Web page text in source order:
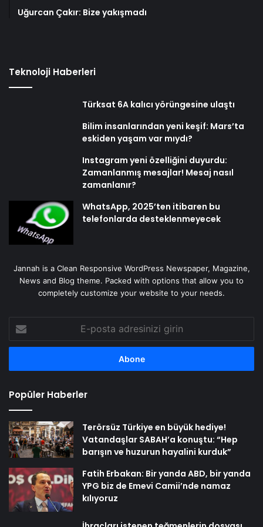
Uğurcan Çakır: Bize yakışmadı
Teknoloji Haberleri
Türksat 6A kalıcı yörüngesine ulaştı
Bilim insanlarından yeni keşif: Mars’ta
eskiden yaşam var mıydı?
Instagram yeni özelliğini duyurdu:
Zamanlanmış mesajlar! Mesaj nasıl
zamanlanır?
WhatsApp, 2025’ten itibaren bu
telefonlarda desteklenmeyecek
Jannah is a Clean Responsive WordPress Newspaper, Magazine,
News and Blog theme. Packed with options that allow you to
completely customize your website to your needs.
posta
adresinizi
Popüler Haberler
Terörsüz Türkiye en büyük hediye!
Vatandaşlar SABAH’a konuştu: “Hep
barışın ve huzurun hayalini kurduk”
Fatih Erbakan: Bir yanda ABD, bir yanda
YPG biz de Emevi Camii’nde namaz
kılıyoruz